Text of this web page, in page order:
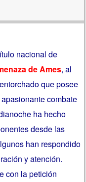
nacional de
de Ames, al
que posee
combate
ha hecho
desde las
han respondido
y atención.
con la petición